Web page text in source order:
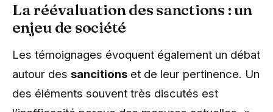
La réévaluation des sanctions : un
enjeu de société
Les témoignages évoquent également un débat
autour des sancitions et de leur pertinence. Un
des éléments souvent très discutés est